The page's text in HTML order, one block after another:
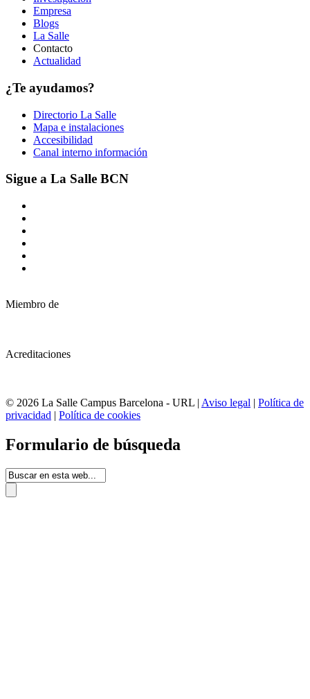
Empresa
Blogs
La Salle
Contacto
Actualidad
¿Te ayudamos?
Directorio La Salle
Mapa e instalaciones
Accesibilidad
Canal interno información
Sigue a La Salle BCN
Miembro de
Acreditaciones
© 2026 La Salle Campus Barcelona - URL | Aviso legal | Política de
privacidad | Política de cookies
Formulario de búsqueda